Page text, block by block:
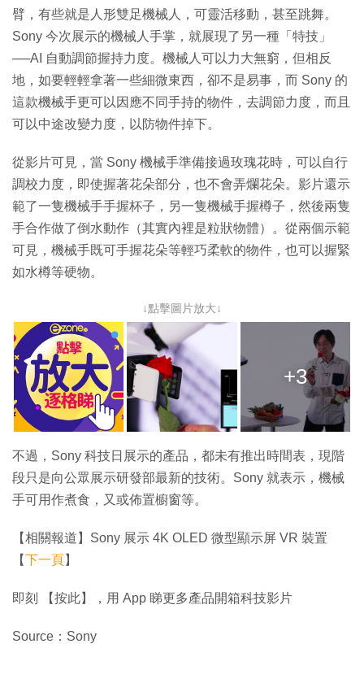
臂，有些就是人形雙足機械人，可靈活移動，甚至跳舞。
Sony 今次展示的機械人手掌，就展現了另一種「特技」
──AI 自動調節握持力度。機械人可以力大無窮，但相反
地，如要輕輕拿著一些細微東西，卻不是易事，而 Sony 的
這款機械手更可以因應不同手持的物件，去調節力度，而且
可以中途改變力度，以防物件掉下。
從影片可見，當 Sony 機械手準備接過玫瑰花時，可以自行
調校力度，即使握著花朵部分，也不會弄爛花朵。影片還示
範了一隻機械手手握杯子，另一隻機械手握樽子，然後兩隻
手合作做了倒水動作（其實內裡是粒狀物體）。從兩個示範
可見，機械手既可手握花朵等輕巧柔軟的物件，也可以握緊
如水樽等硬物。
↓點擊圖片放大↓
+3
不過，Sony 科技日展示的產品，都未有推出時間表，現階
段只是向公眾展示研發部最新的技術。Sony 就表示，機械
手可用作煮食，又或佈置櫥窗等。
【相關報道】Sony 展示 4K OLED 微型顯示屏 VR 裝置
【下一頁】
即刻 【按此】，用 App 睇更多產品開箱科技影片
Source：Sony